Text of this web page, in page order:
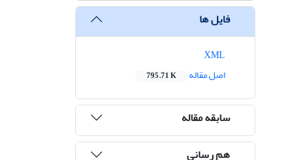
فایل ها
اصل مقاله
795.71 K
سابقه مقاله
هم رسانی